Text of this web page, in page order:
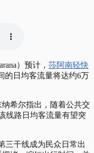
）预计， 莎阿南轻快
的日均客流量将达约6万
希尔指出，随着公共交
线路日均客流量有望突
三干线成为民众日常出